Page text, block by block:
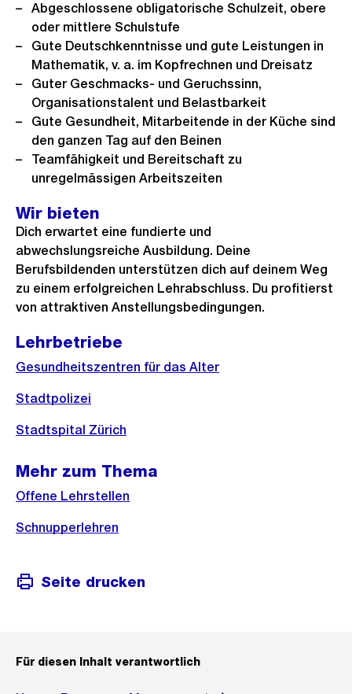
Abgeschlossene obligatorische Schulzeit, obere
oder mittlere Schulstufe
Gute Deutschkenntnisse und gute Leistungen in
Mathematik, v. a. im Kopfrechnen und Dreisatz
Guter Geschmacks- und Geruchssinn,
Organisationstalent und Belastbarkeit
Gute Gesundheit, Mitarbeitende in der Küche sind
den ganzen Tag auf den Beinen
Teamfähigkeit und Bereitschaft zu
unregelmässigen Arbeitszeiten
Wir bieten
Dich erwartet eine fundierte und
abwechslungsreiche Ausbildung. Deine
Berufsbildenden unterstützen dich auf deinem Weg
zu einem erfolgreichen Lehrabschluss. Du profitierst
von attraktiven Anstellungsbedingungen.
Lehrbetriebe
Gesundheitszentren für das Alter
Stadtpolizei
Stadtspital Zürich
Mehr zum Thema
Offene Lehrstellen
Schnupperlehren
Seite drucken
Für diesen Inhalt verantwortlich